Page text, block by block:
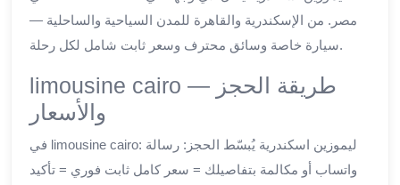
مصر. من الإسكندرية والقاهرة للمدن السياحية والساحلية —
سيارة خاصة وسائق محترف وسعر ثابت شامل لكل رحلة.
limousine cairo — طريقة الحجز
والأسعار
في limousine cairo: ليموزين اسكندرية يُبسّط الحجز: رسالة
واتساب أو مكالمة بتفاصيلك = سعر كامل ثابت فوري = تأكيد